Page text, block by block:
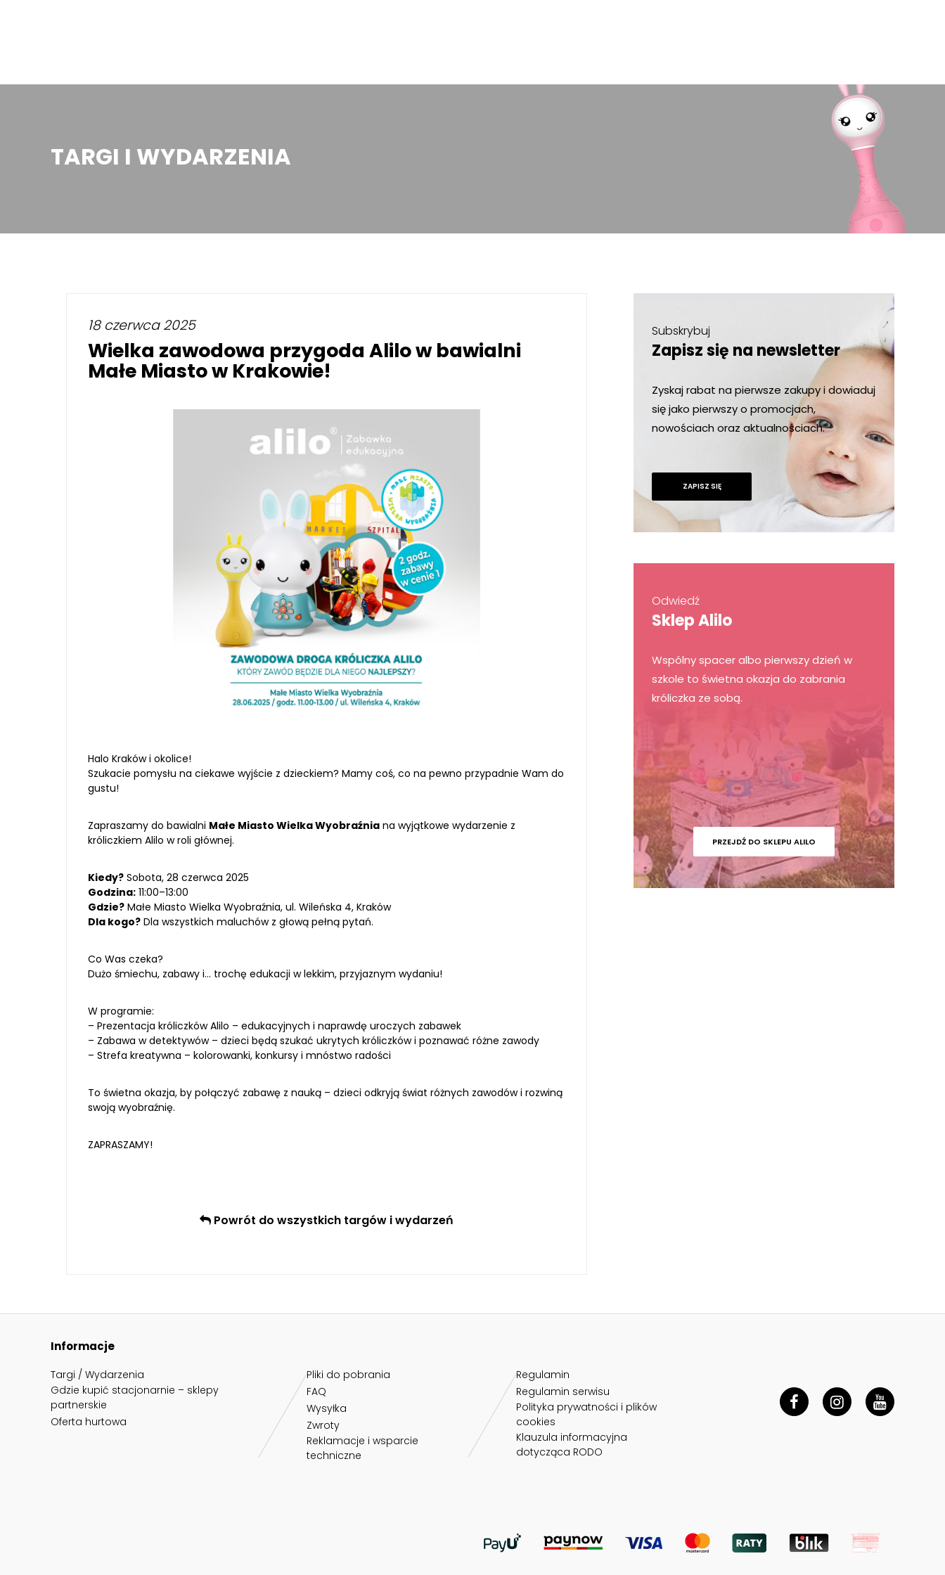
TARGI I WYDARZENIA
18 czerwca 2025
Wielka zawodowa przygoda Alilo w bawialni
Małe Miasto w Krakowie!
Halo Kraków i okolice!
Szukacie pomysłu na ciekawe wyjście z dzieckiem? Mamy coś, co na pewno przypadnie Wam do
gustu!
Zapraszamy do bawialni Małe Miasto Wielka Wyobraźnia na wyjątkowe wydarzenie z
króliczkiem Alilo w roli głównej.
Kiedy? Sobota, 28 czerwca 2025
Godzina: 11:00–13:00
Gdzie? Małe Miasto Wielka Wyobraźnia, ul. Wileńska 4, Kraków
Dla kogo? Dla wszystkich maluchów z głową pełną pytań.
Co Was czeka?
Dużo śmiechu, zabawy i… trochę edukacji w lekkim, przyjaznym wydaniu!
W programie:
– Prezentacja króliczków Alilo – edukacyjnych i naprawdę uroczych zabawek
– Zabawa w detektywów – dzieci będą szukać ukrytych króliczków i poznawać różne zawody
– Strefa kreatywna – kolorowanki, konkursy i mnóstwo radości
To świetna okazja, by połączyć zabawę z nauką – dzieci odkryją świat różnych zawodów i rozwiną
swoją wyobraźnię.
ZAPRASZAMY!
Powrót do wszystkich targów i wydarzeń
Subskrybuj
Zapisz się na newsletter
Zyskaj rabat na pierwsze zakupy i dowiaduj
się jako pierwszy o promocjach,
nowościach oraz aktualnościach.
ZAPISZ SIĘ
Odwiedź
Sklep Alilo
Wspólny spacer albo pierwszy dzień w
szkole to świetna okazja do zabrania
króliczka ze sobą.
PRZEJDŹ DO SKLEPU ALILO
Informacje
Targi / Wydarzenia
Gdzie kupić stacjonarnie – sklepy
partnerskie
Oferta hurtowa
Pliki do pobrania
FAQ
Wysyłka
Zwroty
Reklamacje i wsparcie
techniczne
Regulamin
Regulamin serwisu
Polityka prywatności i plików
cookies
Klauzula informacyjna
dotycząca RODO